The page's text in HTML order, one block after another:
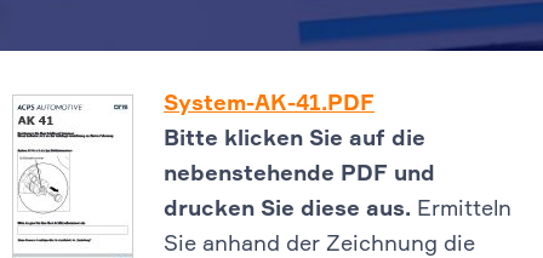
System-AK-41.PDF
Bitte klicken Sie auf die
nebenstehende PDF und
drucken Sie diese aus. Ermitteln
Sie anhand der Zeichnung die